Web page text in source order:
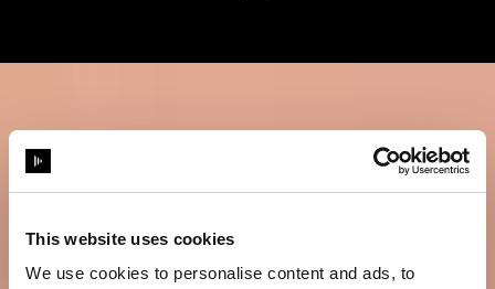
This website uses cookies
We use cookies to personalise content and ads, to